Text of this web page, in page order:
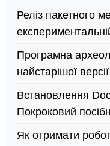
Реліз пакетного
Програмна
найстарішої
Встановлення
Покроковий
Як отримати